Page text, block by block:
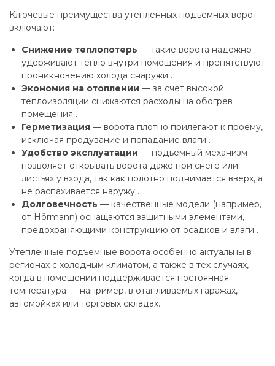
Ключевые преимущества утепленных подъемных ворот
включают:
Снижение теплопотерь — такие ворота надежно
удерживают тепло внутри помещения и препятствуют
проникновению холода снаружи .
Экономия на отоплении — за счет высокой
теплоизоляции снижаются расходы на обогрев
помещения .
Герметизация — ворота плотно прилегают к проему,
исключая продувание и попадание влаги .
Удобство эксплуатации — подъемный механизм
позволяет открывать ворота даже при снеге или
листьях у входа, так как полотно поднимается вверх, а
не распахивается наружу .
Долговечность — качественные модели (например,
от Hörmann) оснащаются защитными элементами,
предохраняющими конструкцию от осадков и влаги .
Утепленные подъемные ворота особенно актуальны в
регионах с холодным климатом, а также в тех случаях,
когда в помещении поддерживается постоянная
температура — например, в отапливаемых гаражах,
автомойках или торговых складах.